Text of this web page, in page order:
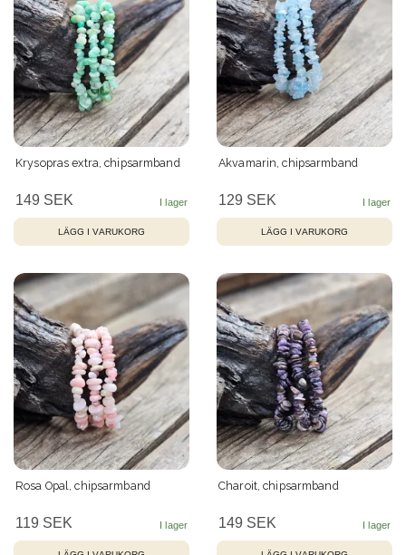
Krysopras extra, chipsarmband
149 SEK
Akvamarin, chipsarmband
129 SEK
Rosa Opal, chipsarmband
119 SEK
Charoit, chipsarmband
149 SEK